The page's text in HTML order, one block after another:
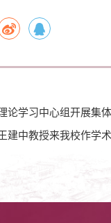
论学习中心组开展集
建中教授来我校作学